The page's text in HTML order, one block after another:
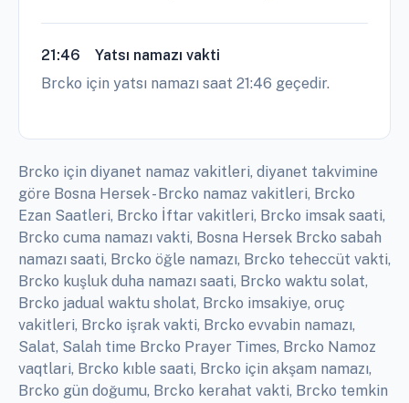
21:46
Yatsı namazı vakti
Brcko için yatsı namazı saat 21:46 geçedir.
Brcko için diyanet namaz vakitleri, diyanet takvimine
göre Bosna Hersek - Brcko namaz vakitleri, Brcko
Ezan Saatleri, Brcko İftar vakitleri, Brcko imsak saati,
Brcko cuma namazı vakti, Bosna Hersek Brcko sabah
namazı saati, Brcko öğle namazı, Brcko teheccüt vakti,
Brcko kuşluk duha namazı saati, Brcko waktu solat,
Brcko jadual waktu sholat, Brcko imsakiye, oruç
vakitleri, Brcko işrak vakti, Brcko evvabin namazı,
Salat, Salah time Brcko Prayer Times, Brcko Namoz
vaqtlari, Brcko kıble saati, Brcko için akşam namazı,
Brcko gün doğumu, Brcko kerahat vakti, Brcko temkin